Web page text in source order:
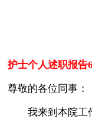
护士个人述职报告6
尊敬的各位同事：
我来到本院工作